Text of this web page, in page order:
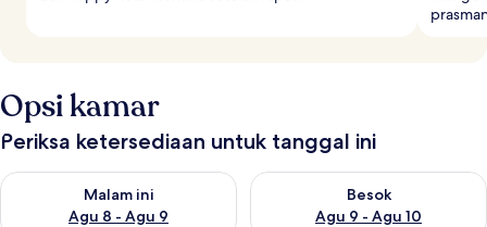
Opsi kamar
Periksa ketersediaan untuk tanggal ini
Malam ini
Agu 8 - Agu 9
Periksa ketersediaan untuk malam ini Agu 8 - Agu 9
Besok
Agu 9 - Agu 10
Periksa ketersediaan untuk